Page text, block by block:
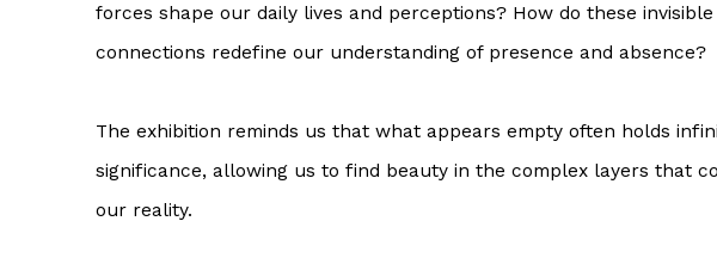
forces shape our daily lives and perceptions? How do these invisible
connections redefine our understanding of presence and absence?
The exhibition reminds us that what appears empty often holds
significance, allowing us to find beauty in the complex layers that
our reality.